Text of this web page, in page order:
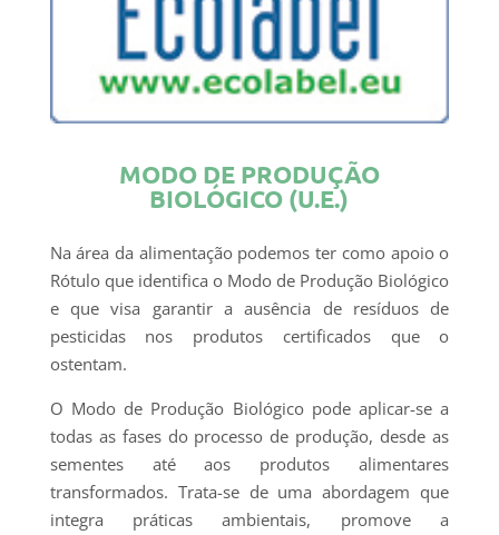
MODO DE PRODUÇÃO
BIOLÓGICO (U.E.)
Na área da alimentação podemos ter como apoio o
Rótulo que identifica o Modo de Produção Biológico
e que visa garantir a ausência de resíduos de
pesticidas nos produtos certificados que o
ostentam.
O Modo de Produção Biológico pode aplicar-se a
todas as fases do processo de produção, desde as
sementes até aos produtos alimentares
transformados. Trata-se de uma abordagem que
integra práticas ambientais, promove a